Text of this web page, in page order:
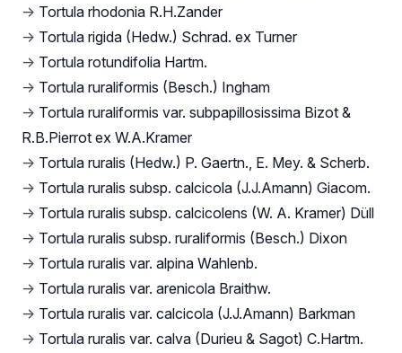
→ Tortula rhodonia R.H.Zander
→ Tortula rigida (Hedw.) Schrad. ex Turner
→ Tortula rotundifolia Hartm.
→ Tortula ruraliformis (Besch.) Ingham
→ Tortula ruraliformis var. subpapillosissima Bizot &
R.B.Pierrot ex W.A.Kramer
→ Tortula ruralis (Hedw.) P. Gaertn., E. Mey. & Scherb.
→ Tortula ruralis subsp. calcicola (J.J.Amann) Giacom.
→ Tortula ruralis subsp. calcicolens (W. A. Kramer) Düll
→ Tortula ruralis subsp. ruraliformis (Besch.) Dixon
→ Tortula ruralis var. alpina Wahlenb.
→ Tortula ruralis var. arenicola Braithw.
→ Tortula ruralis var. calcicola (J.J.Amann) Barkman
→ Tortula ruralis var. calva (Durieu & Sagot) C.Hartm.